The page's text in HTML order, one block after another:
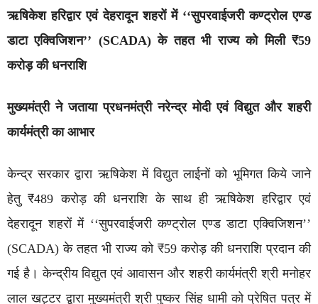
ऋषिकेश हरिद्वार एवं देहरादून शहरों में ‘‘सुपरवाईजरी कण्ट्रोल एण्ड
डाटा एक्विजिशन’’ (SCADA) के तहत भी राज्य को मिली ₹59
करोड़ की धनराशि
मुख्यमंत्री ने जताया प्रधनमंत्री नरेन्द्र मोदी एवं विद्युत और शहरी
कार्यमंत्री का आभार
केन्द्र सरकार द्वारा ऋषिकेश में विद्युत लाईनों को भूमिगत किये जाने
हेतु ₹489 करोड़ की धनराशि के साथ ही ऋषिकेश हरिद्वार एवं
देहरादून शहरों में ‘‘सुपरवाईजरी कण्ट्रोल एण्ड डाटा एक्विजिशन’’
(SCADA) के तहत भी राज्य को ₹59 करोड़ की धनराशि प्रदान की
गई है। केन्द्रीय विद्युत एवं आवासन और शहरी कार्यमंत्री श्री मनोहर
लाल खट्टर द्वारा मुख्यमंत्री श्री पुष्कर सिंह धामी को प्रेषित पत्र में